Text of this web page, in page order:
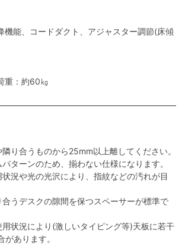
能、コードダクト、アジャスター調節(床傾
重：約60㎏
り合うものから25mm以上離してください。
ターンのため、揃わない仕様になります。
況や光の光沢により、指紋などの汚れが目
うデスクの隙間を保つスペーサーが標準で
状況により(激しいタイピング等)天板に若干
あります。